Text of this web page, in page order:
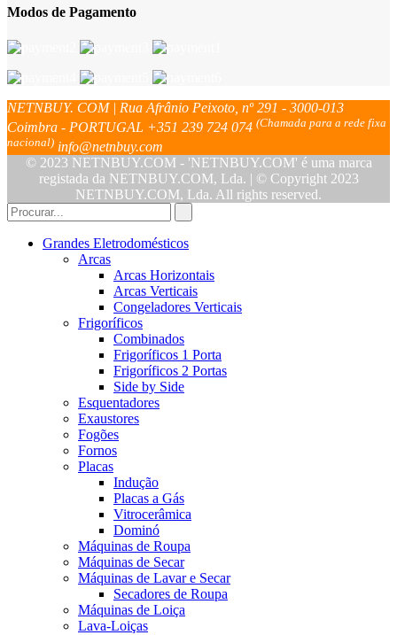
Modos de Pagamento
NETNBUY. COM | Rua Afrânio Peixoto, nº 291 - 3000-013
Coimbra - PORTUGAL +351 239 724 074 (Chamada para a rede fixa
nacional) info@netnbuy.com
© 2023 NETNBUY.COM - 'NETNBUY.COM' é uma marca
registada da NETNBUY.COM, Lda. | © Copyright 2023
NETNBUY.COM, Lda. All rights reserved.
Grandes Eletrodomésticos
Arcas
Arcas Horizontais
Arcas Verticais
Congeladores Verticais
Frigoríficos
Combinados
Frigoríficos 1 Porta
Frigoríficos 2 Portas
Side by Side
Esquentadores
Exaustores
Fogões
Fornos
Placas
Indução
Placas a Gás
Vitrocerâmica
Dominó
Máquinas de Roupa
Máquinas de Secar
Máquinas de Lavar e Secar
Secadores de Roupa
Máquinas de Loiça
Lava-Loiças